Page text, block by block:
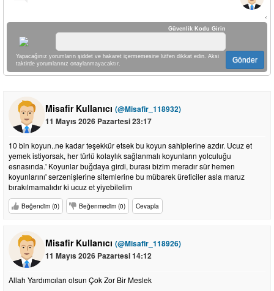
Güvenlik Kodu Girin
Yapacağınız yorumların şiddet ve hakaret içermemesine lütfen dikkat edin. Aksi
taktirde yorumlarınız onaylanmayacaktır.
Gönder
Misafir Kullanıcı (@Misafir_118932)
11 Mayıs 2026 Pazartesi 23:17
10 bin koyun..ne kadar teşekkür etsek bu koyun sahiplerine azdır. Ucuz et
yemek istiyorsak, her türlü kolaylık sağlanmalı koyunların yolculuğu
esnasında.' Koyunlar buğdaya girdi, burası bizim meradır sür hemen
koyunlarını' serzenişlerine sitemlerine bu mübarek üreticiler asla maruz
bırakılmamalıdır ki ucuz et yiyebilelim
Beğendim (0) Beğenmedim (0) Cevapla
Misafir Kullanıcı (@Misafir_118926)
11 Mayıs 2026 Pazartesi 14:12
Allah Yardımcıları olsun Çok Zor Bir Meslek